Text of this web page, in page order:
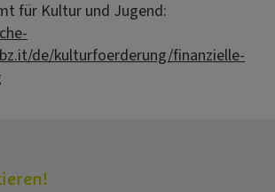
für Kultur und Jugend:
de/kulturfoerderung/finanzielle-